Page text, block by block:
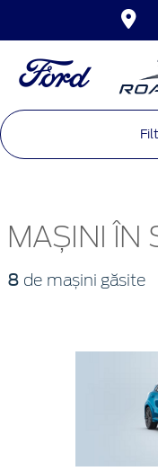
MAȘINI ÎN
8 de mașini găsite